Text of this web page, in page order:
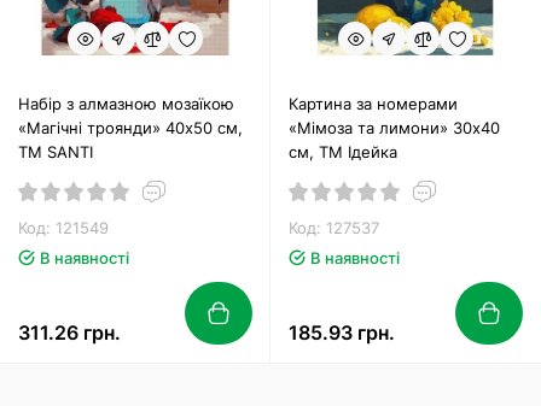
Набір з алмазною мозаїкою
«Магічні троянди» 40х50 см,
ТМ SANTI
Код: 121549
В наявності
311.26 грн.
Картина за номерами
«Мімоза та лимони» 30х40
см, ТМ Ідейка
Код: 127537
В наявності
185.93 грн.